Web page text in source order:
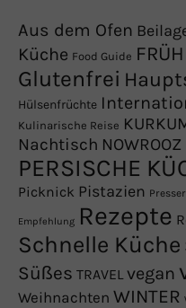
Aus dem Ofen
Küche Food Guide
Glutenfrei
Hülsenfrüchte
Kulinarische Reise
Nachtisch NOWROOZ
PERSISCHE
Picknick Pistazien
Empfehlung Rezepte
Schnelle Küche
Süßes TRAVEL vegan
Weihnachten WINTER